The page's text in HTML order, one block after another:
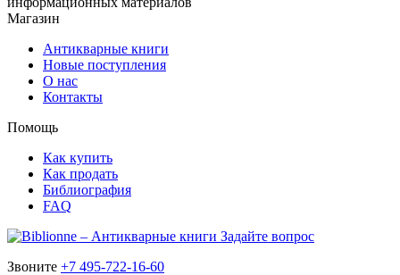
Магазин
Антикварные книги
Новые поступления
О нас
Контакты
Помощь
Как купить
Как продать
Библиография
FAQ
Задайте вопрос
Звоните +7 495-722-16-60